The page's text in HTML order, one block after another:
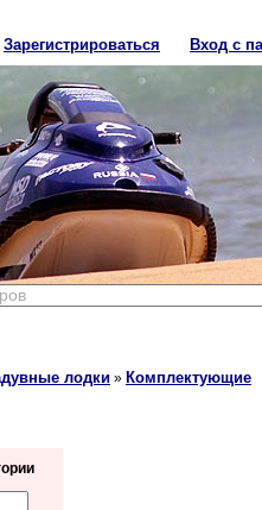
Зарегистрироваться Вход с
лодки » Комплектующие